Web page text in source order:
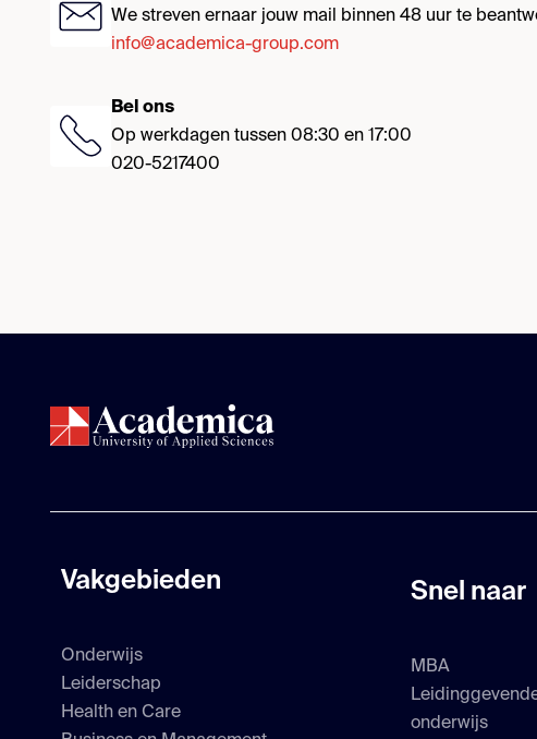
We streven ernaar jouw mail binnen 48 uur te
info@academica-group.com
Bel ons
Op werkdagen tussen 08:30 en 17:00
020-5217400
Vakgebieden
Onderwijs
Leiderschap
Health en Care
Snel naar
MBA
onderwijs